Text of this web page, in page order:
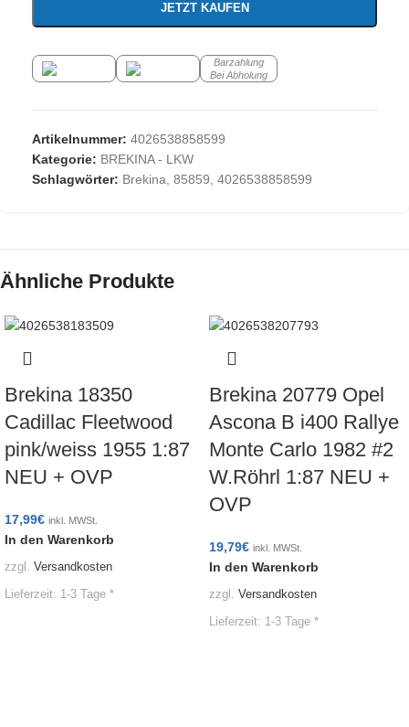
JETZT KAUFEN
Barzahlung
Bei Abholung
Artikelnummer: 4026538858599
Kategorie: BREKINA - LKW
Schlagwörter: Brekina, 85859, 4026538858599
Ähnliche Produkte
Brekina 18350
Cadillac Fleetwood
pink/weiss 1955 1:87
NEU + OVP
17,99€ inkl. MWSt.
In den Warenkorb
zzgl. Versandkosten
Lieferzeit: 1-3 Tage *
Brekina 20779 Opel
Ascona B i400 Rallye
Monte Carlo 1982 #2
W.Röhrl 1:87 NEU +
OVP
19,79€ inkl. MWSt.
In den Warenkorb
zzgl. Versandkosten
Lieferzeit: 1-3 Tage *